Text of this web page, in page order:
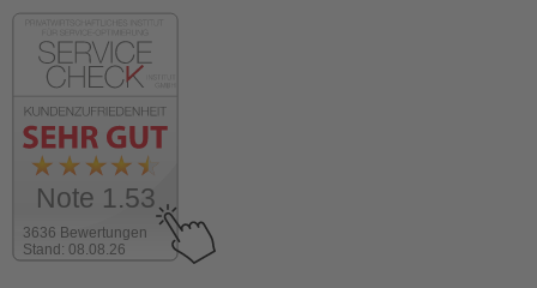
3636 Bewertungen
Stand: 08.08.26
Note 1.53